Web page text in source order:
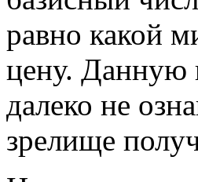
равно какой
цену. Данную
далеко не
зрелище